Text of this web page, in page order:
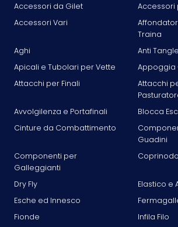
Accessori da Gilet
Accessori
Accessori Vari
Traina
Aghi
Anti Tangle
Apicali e Tubolari per Vette
Appoggia
Attacchi per Finali
Attacchi
Avvolgilenza e Portafinali
Blocca
Cinture da Combattimento
Guadini
Componenti per
Galleggianti
Dry Fly
Elastico e
Esche ed Innesco
Fionde
Infila Filo